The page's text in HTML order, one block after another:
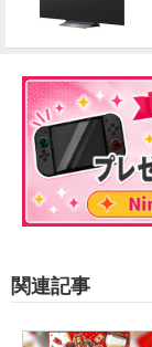
関連記事